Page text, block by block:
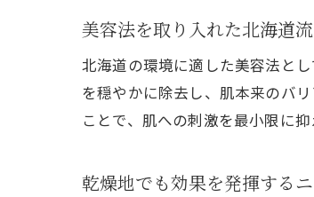
美容法を取り入れた北海道
北海道の環境に適した美容法と
を穏やかに除去し、肌本来のバ
ことで、肌への刺激を最小限に
乾燥地でも効果を発揮する